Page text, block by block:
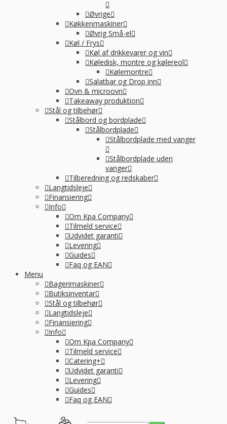
Øvrige
Køkkenmaskiner
Øvrig Små-el
Køl / Frys
Køl af drikkevarer og vin
Køledisk, montre og kølereol
Kølemontre
Salatbar og Drop inn
Ovn & microovn
Takeaway produktion
Stål og tilbehør
Stålbord og bordplade
Stålbordplade
Stålbordplade med vanger
Stålbordplade uden
vanger
Tilberedning og redskaber
Langtidsleje
Finansiering
Info
Om Kpa Company
Tilmeld service
Udvidet garanti
Levering
Guides
Faq og EAN
Menu
Bagerimaskiner
Butiksinventar
Stål og tilbehør
Langtidsleje
Finansiering
Info
Om Kpa Company
Tilmeld service
Catering+
Udvidet garanti
Levering
Guides
Faq og EAN